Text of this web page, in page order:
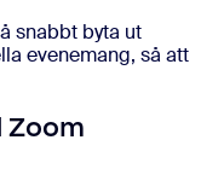
snabbt byta ut
evenemang, så att
Zoom